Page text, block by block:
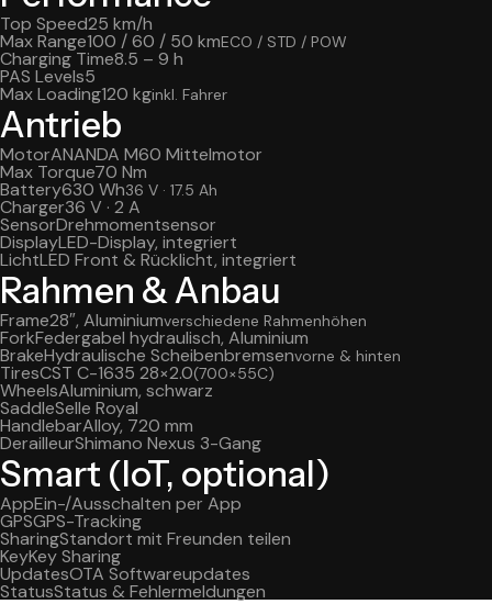
Top Speed25 km/h
Max Range100 / 60 / 50 kmECO / STD / POW
Charging Time8.5 – 9 h
PAS Levels5
Max Loading120 kginkl. Fahrer
Antrieb
MotorANANDA M60 Mittelmotor
Max Torque70 Nm
Battery630 Wh36 V · 17.5 Ah
Charger36 V · 2 A
SensorDrehmomentsensor
DisplayLED-Display, integriert
LichtLED Front & Rücklicht, integriert
Rahmen & Anbau
Frame28″, Aluminiumverschiedene Rahmenhöhen
ForkFedergabel hydraulisch, Aluminium
BrakeHydraulische Scheibenbremsenvorne & hinten
TiresCST C-1635 28×2.0(700×55C)
WheelsAluminium, schwarz
SaddleSelle Royal
HandlebarAlloy, 720 mm
DerailleurShimano Nexus 3-Gang
Smart (IoT, optional)
AppEin-/Ausschalten per App
GPSGPS-Tracking
SharingStandort mit Freunden teilen
KeyKey Sharing
UpdatesOTA Softwareupdates
StatusStatus & Fehlermeldungen